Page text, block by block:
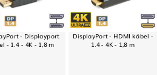
- Displayport
- 1.4 - 4K - 1,8 m
DisplayPort - HDMI kábel -
1.4 - 4K - 1,8 m